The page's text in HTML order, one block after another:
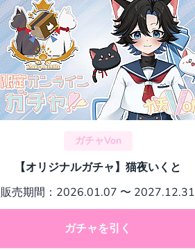
ガチャVon
【オリジナルガチャ】猫夜いくと
販売期間：2026.01.07 〜 2027.12.31
ガチャを引く